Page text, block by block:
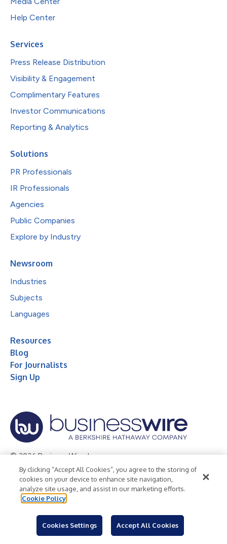
Help Center
Services
Press Release Distribution
Visibility & Engagement
Complimentary Features
Investor Communications
Reporting & Analytics
Solutions
PR Professionals
IR Professionals
Agencies
Public Companies
Explore by Industry
Newsroom
Industries
Subjects
Languages
Resources
Blog
For Journalists
Sign Up
© 2026 Business Wire, Inc.
Privacy Policy Cookie Policy
Accessibility Statement
Terms of Use
Legal
By clicking “Accept All Cookies”, you agree to the storing of
cookies on your device to enhance site navigation,
analyze site usage, and assist in our marketing efforts.
Cookie Policy
Cookies Settings Accept All Cookies